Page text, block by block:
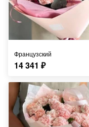
Французский
14 341 ₽